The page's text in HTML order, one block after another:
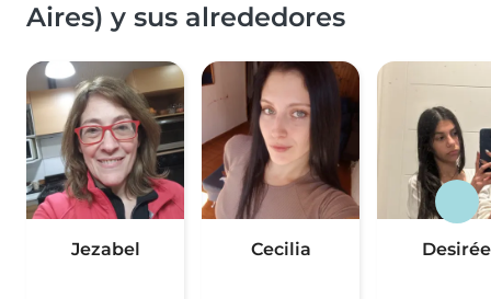
Aires) y sus alrededores
Jezabel Cecilia Desirée